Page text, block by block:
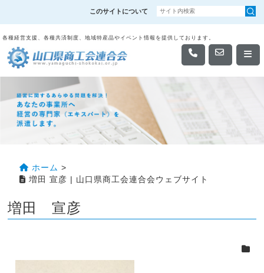
このサイトについて
各種経営支援、各種共済制度、地域特産品やイベント情報を提供しております。
ホーム >
増田 宣彦 | 山口県商工会連合会ウェブサイト
増田 宣彦